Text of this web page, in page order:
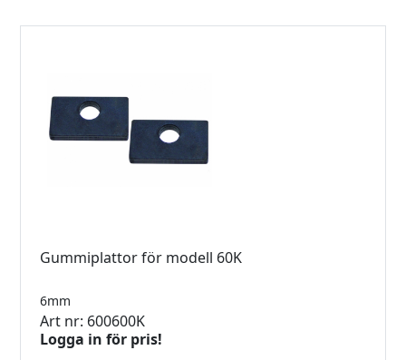
Gummiplattor för modell 60K
6mm
Art nr: 600600K
Logga in för pris!